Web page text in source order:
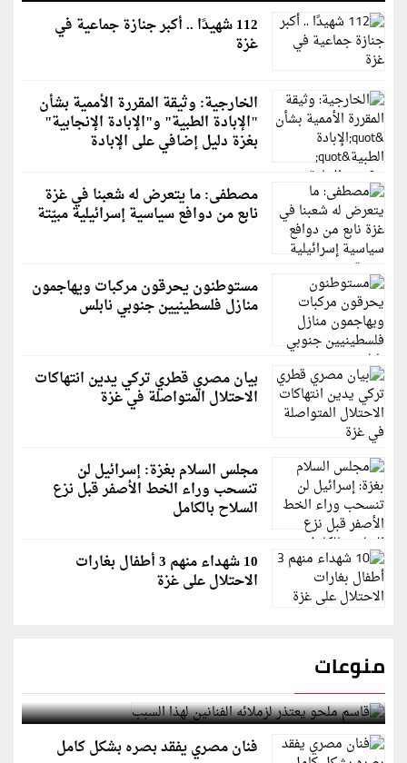
112 شهيدًا .. أكبر جنازة جماعية في
غزة
الخارجية: وثيقة المقررة الأممية بشأن
"الإبادة الطبية" و"الإبادة الإنجابية"
بغزة دليل إضافي على الإبادة
مصطفى: ما يتعرض له شعبنا في غزة
نابع من دوافع سياسية إسرائيلية مبيّتة
مستوطنون يحرقون مركبات ويهاجمون
منازل فلسطينيين جنوبي نابلس
بيان مصري قطري تركي يدين انتهاكات
الاحتلال المتواصلة في غزة
مجلس السلام بغزة: إسرائيل لن
تنسحب وراء الخط الأصفر قبل نزع
السلاح بالكامل
10 شهداء منهم 3 أطفال بغارات
الاحتلال على غزة
منوعات
قاسم ملحو يعتذر لزملائه الفنانين لهذا السبب
فنان مصري يفقد بصره بشكل كامل